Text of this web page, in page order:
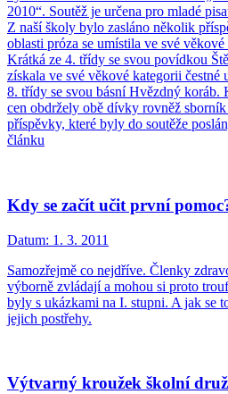
2010“. Soutěž je určena pro mladé
Z naší školy bylo zasláno několik
oblasti próza se umístila ve své
Krátká ze 4. třídy se svou povídkou
získala ve své věkové kategorii čestné
8. třídy se svou básní Hvězdný koráb.
cen obdržely obě dívky rovněž
příspěvky, které byly do soutěže
článku
Kdy se začít učit první
Datum: 1. 3. 2011
Samozřejmě co nejdříve. Členky
výborně zvládají a mohou si proto
byly s ukázkami na I. stupni. A jak se
jejich postřehy.
Výtvarný kroužek školní